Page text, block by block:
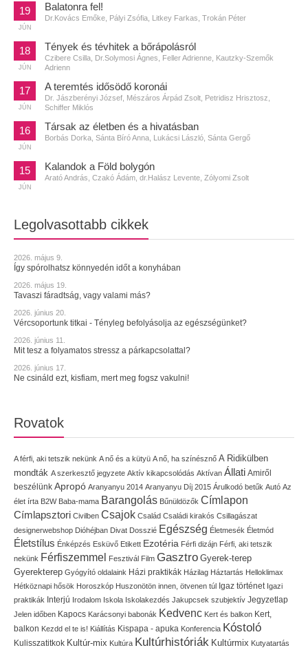
19
JÚN
Balatonra fel!
Dr.Kovács Emőke, Pályi Zsófia, Litkey Farkas, Trokán Péter
18
JÚN
Tények és tévhitek a bőrápolásról
Czibere Csilla, Dr.Solymosi Ágnes, Feller Adrienne, Kautzky-Szemők
Adrienn
17
JÚN
A teremtés idősödő koronái
Dr. Jászberényi József, Mészáros Árpád Zsolt, Petridisz Hrisztosz,
Schiffer Miklós
16
JÚN
Társak az életben és a hivatásban
Borbás Dorka, Sánta Bíró Anna, Lukácsi László, Sánta Gergő
15
JÚN
Kalandok a Föld bolygón
Arató András, Czakó Ádám, dr.Halász Levente, Zólyomi Zsolt
Legolvasottabb cikkek
2026. május 9.
Így spórolhatsz könnyedén időt a konyhában
2026. május 19.
Tavaszi fáradtság, vagy valami más?
2026. június 20.
Vércsoportunk titkai - Tényleg befolyásolja az egészségünket?
2026. június 11.
Mit tesz a folyamatos stressz a párkapcsolattal?
2026. június 17.
Ne csináld ezt, kisfiam, mert meg fogsz vakulni!
Rovatok
A férfi, aki tetszik nekünk A nő és a kütyü A nő, ha színésznő A Ridikülben
mondták A szerkesztő jegyzete Aktív kikapcsolódás Aktívan Állati Amiről
beszélünk Apropó Aranyanyu 2014 Aranyanyu Díj 2015 Árulkodó betűk Autó Az
élet írta B2W Baba-mama Barangolás Bűnüldözők Címlapon
Címlapsztori Civilben Csajok Család Családi kirakós Csillagászat
designerwebshop Dióhéjban Divat Dosszié Egészség Életmesék Életmód
Életstílus Énképzés Esküvő Etikett Ezotéria Férfi dizájn Férfi, aki tetszik
nekünk Férfiszemmel Fesztivál Film Gasztro Gyerek-terep
Gyerekterep Gyógyító oldalaink Házi praktikák Házilag Háztartás Helloklimax
Hétköznapi hősök Horoszkóp Huszonötön innen, ötvenen túl Igaz történet Igazi
praktikák Interjú Irodalom Iskola Iskolakezdés Jakupcsek szubjektív Jegyzetlap
Jelen időben Kapocs Karácsonyi babonák Kedvenc Kert és balkon Kert,
balkon Kezdd el te is! Kiállítás Kispapa - apuka Konferencia Kóstoló
Kulisszatitkok Kultúr-mix Kultúra Kultúrhistóriák Kultúrmix Kutyatartás